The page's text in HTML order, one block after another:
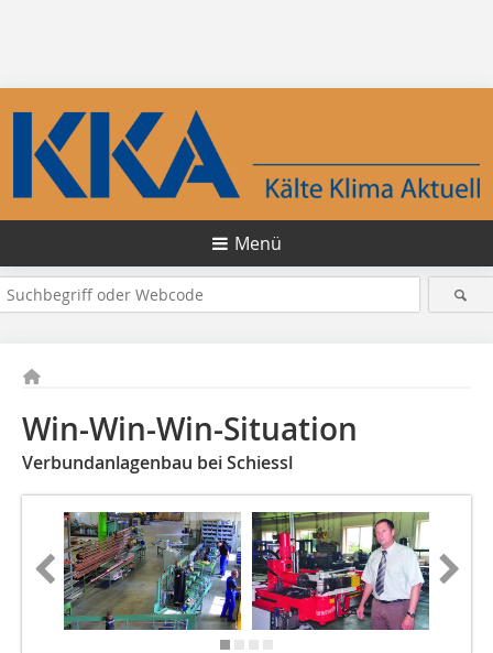
Menü
Win-Win-Win-Situation
Verbundanlagenbau bei Schiessl